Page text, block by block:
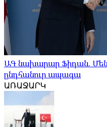
ԱԳ նախարար Ֆիդան.
ընդհանուր ապագա
ԱՌԱՋԱՐԿ